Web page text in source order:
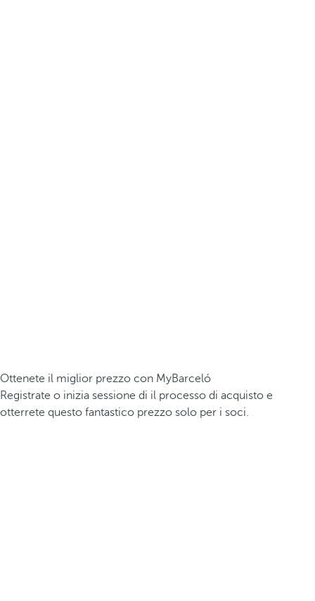
Ottenete il miglior prezzo con MyBarceló
Registrate o inizia sessione di il processo di acquisto e
otterrete questo fantastico prezzo solo per i soci.